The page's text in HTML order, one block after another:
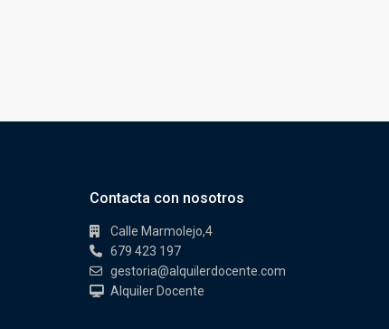
Contacta con nosotros
Calle Marmolejo,4
679 423 197
gestoria@alquilerdocente.com
Alquiler Docente